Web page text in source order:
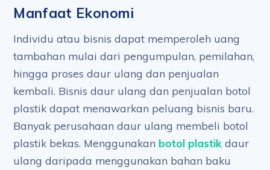
Manfaat Ekonomi
Individu atau bisnis dapat memperoleh uang
tambahan mulai dari pengumpulan, pemilahan,
hingga proses daur ulang dan penjualan
kembali. Bisnis daur ulang dan penjualan botol
plastik dapat menawarkan peluang bisnis baru.
Banyak perusahaan daur ulang membeli botol
plastik bekas. Menggunakan botol plastik daur
ulang daripada menggunakan bahan baku